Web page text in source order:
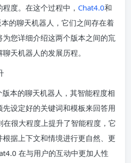
度。在这个过程中， Chat4.0和
的聊天机器人，它们之间存在着
您详细介绍这两个版本之间的巟
天机器人的发展历程。
本的聊天机器人，其智能程度相
设定好的关键词和模板来回答用
在很大程度上提升了智能程度，它
据上下文和情境进行更自然、更
在与用户的互动中更加人性